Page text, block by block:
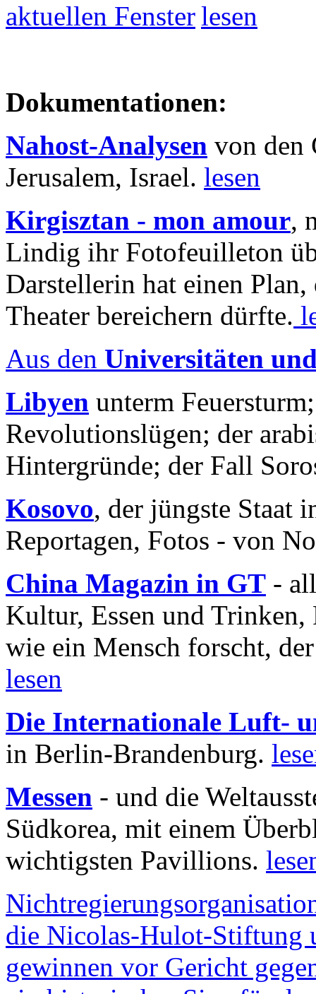
lesen
Dokumentationen:
Nahost-Analysen von den
Jerusalem, Israel. lesen
Kirgisztan - mon amour,
Lindig ihr Fotofeuilleton
Darstellerin hat einen Plan,
Theater bereichern dürfte.
Aus den Universitäten
Libyen unterm
Revolutionslügen; der
Hintergründe; der Fall
Kosovo, der jüngste Staat
Reportagen, Fotos - von
China Magazin in GT -
Kultur, Essen und
wie ein Mensch forscht,
lesen
Die Internationale Luft-
in Berlin-Brandenburg.
Messen - und die
Südkorea, mit einem
wichtigsten Pavillions.
die Nicolas-Hulot-Stiftung
gewinnen vor Gericht